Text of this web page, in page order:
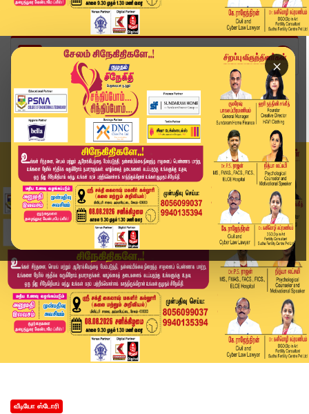
×
Home
வீடியோ ஸ்டோரி
"புதுச்சேரியில் விஜய் ரோடு ஷோ நடத்துவதற்கு அனும...
வீடியோ ஸ்டோரி